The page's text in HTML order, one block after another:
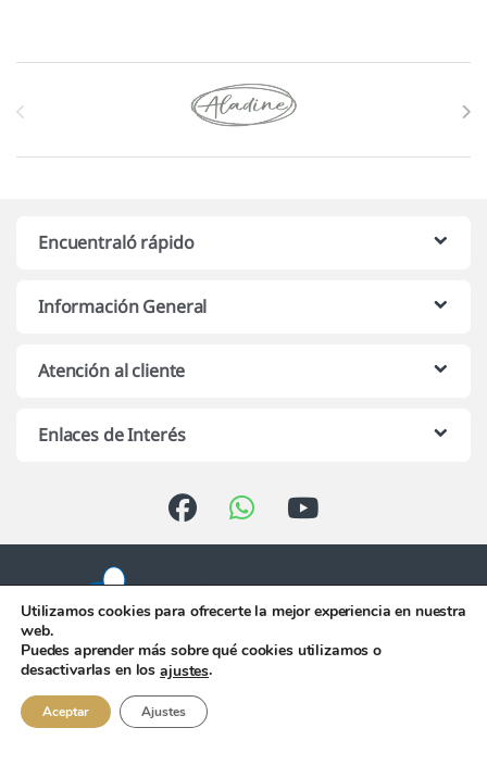
Marcas De Carrusel
Encuentraló rápido
Información General
Atención al cliente
Enlaces de Interés
Atención telefónica de 10:00 h.
956 344 058
Utilizamos cookies para ofrecerte la mejor experiencia en nuestra
web.
Puedes aprender más sobre qué cookies utilizamos o
desactivarlas en losajustes.
Aceptar Ajustes